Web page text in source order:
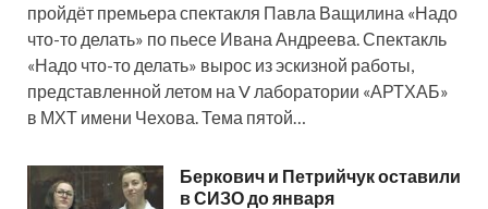
пройдёт премьера спектакля Павла Ващилина «Надо
что-то делать» по пьесе Ивана Андреева. Спектакль
«Надо что-то делать» вырос из эскизной работы,
представленной летом на V лаборатории «АРТХАБ»
в МХТ имени Чехова. Тема пятой…
Беркович и Петрийчук оставили
в СИЗО до января